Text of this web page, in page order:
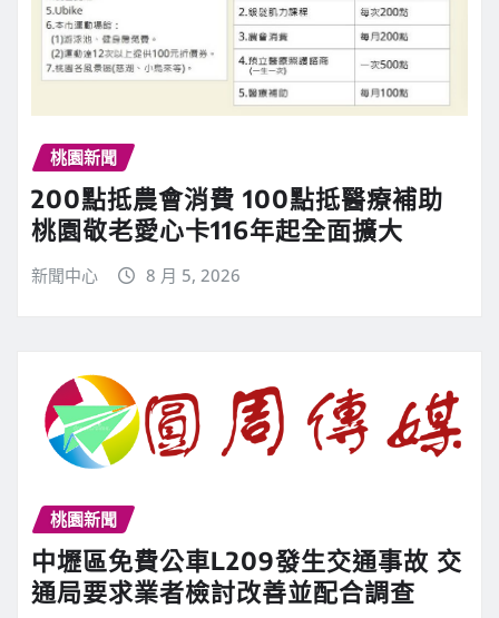
桃園新聞
200點抵農會消費 100點抵醫療補助
桃園敬老愛心卡116年起全面擴大
新聞中心 8 月 5, 2026
桃園新聞
中壢區免費公車L209發生交通事故 交
通局要求業者檢討改善並配合調查